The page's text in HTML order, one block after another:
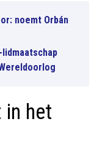
noemt Orbán
lidmaatschap
het